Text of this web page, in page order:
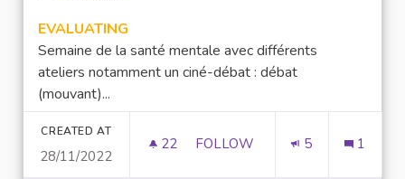
EVALUATING
Semaine de la santé mentale avec différents
ateliers notamment un ciné-débat : débat
(mouvant)...
CREATED AT
28/11/2022
22 22 FOLLOWERS
FOLLOW 5 1